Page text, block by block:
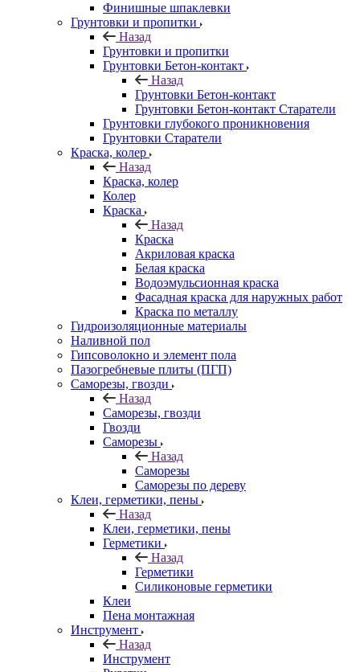
Финишные шпаклевки
Грунтовки и пропитки
Назад
Грунтовки и пропитки
Грунтовки Бетон-контакт
Назад
Грунтовки Бетон-контакт
Грунтовки Бетон-контакт Старатели
Грунтовки глубокого проникновения
Грунтовки Старатели
Краска, колер
Назад
Краска, колер
Колер
Краска
Назад
Краска
Акриловая краска
Белая краска
Водоэмульсионная краска
Фасадная краска для наружных работ
Краска по металлу
Гидроизоляционные материалы
Наливной пол
Гипсоволокно и элемент пола
Пазогребневые плиты (ПГП)
Саморезы, гвозди
Назад
Саморезы, гвозди
Гвозди
Саморезы
Назад
Саморезы
Саморезы по дереву
Клеи, герметики, пены
Назад
Клеи, герметики, пены
Герметики
Назад
Герметики
Силиконовые герметики
Клеи
Пена монтажная
Инструмент
Назад
Инструмент